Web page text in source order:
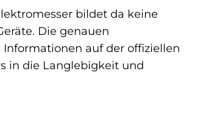
bildet da keine
Die genauen
auf der offiziellen
in die Langlebigkeit und